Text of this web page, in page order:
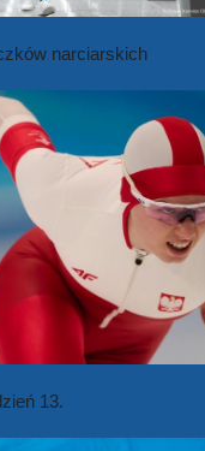
narciarskich
13.